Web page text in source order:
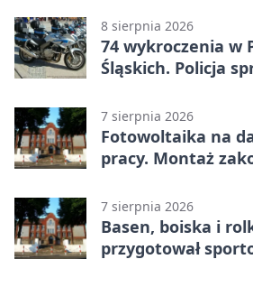
8 sierpnia 2026
74 wykroczenia w
Śląskich. Policja
7 sierpnia 2026
Fotowoltaika na
pracy. Montaż
7 sierpnia 2026
Basen, boiska i
przygotował